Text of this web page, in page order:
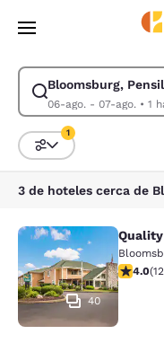
Pasar A Contenido
Bloomsburg,
06-ago. - 07-ago.•
Modificar la búsqueda
Ordenar y filtrar
1
Quality Inn
40
4.0(